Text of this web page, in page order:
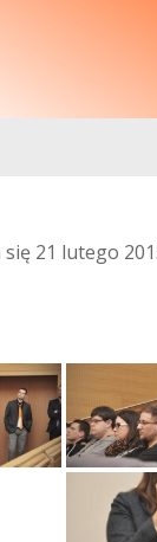
21 lutego